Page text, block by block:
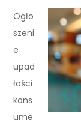
Ogło
szeni
e
upad
łości
kons
ume